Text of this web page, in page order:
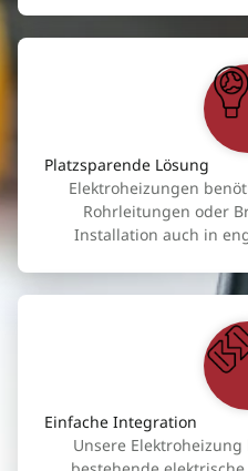
Platzsparende Lösung
Elektroheizungen
Rohrleitungen oder
Installation auch in
Einfache Integration
Unsere